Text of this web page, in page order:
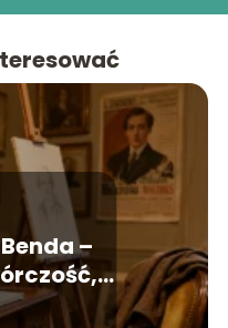
–
dzieła